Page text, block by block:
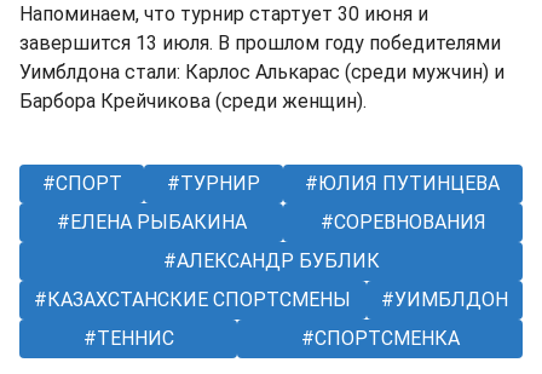
Напоминаем, что турнир стартует 30 июня и
завершится 13 июля. В прошлом году победителями
Уимблдона стали: Карлос Алькарас (среди мужчин) и
Барбора Крейчикова (среди женщин).
СПОРТ ТУРНИР
ЮЛИЯ ПУТИНЦЕВА
ЕЛЕНА РЫБАКИНА
СОРЕВНОВАНИЯ
АЛЕКСАНДР БУБЛИК
КАЗАХСТАНСКИЕ СПОРТСМЕНЫ
УИМБЛДОН
ТЕННИС
СПОРТСМЕНКА